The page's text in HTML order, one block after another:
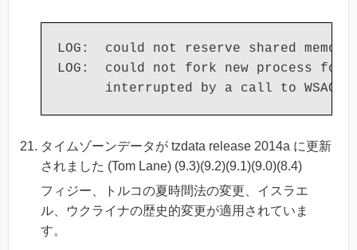
LOG:  could not reserve shared
LOG:  could not fork new process for
タイムゾーンデータが tzdata release 2014a に更新
されました (Tom Lane) (9.3)(9.2)(9.1)(9.0)(8.4)
フィジー、トルコの夏時間法の変更、イスラエ
ル、ウクライナの歴史的変更が適用されていま
す。